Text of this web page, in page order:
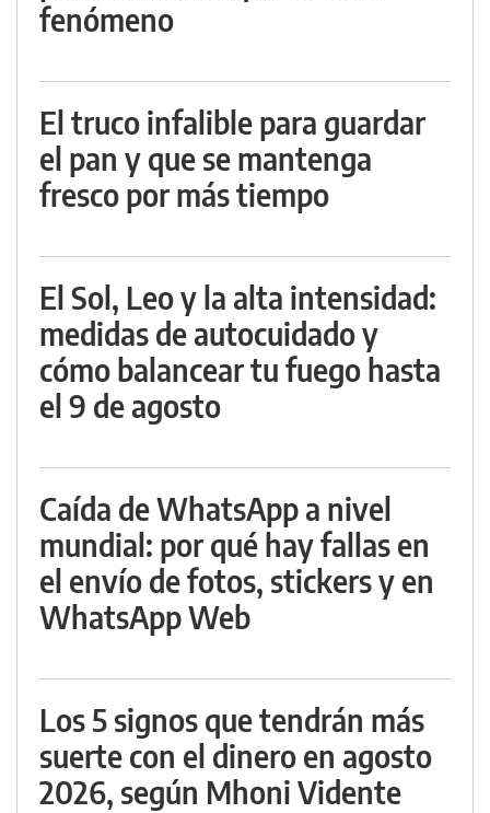
fenómeno
El truco infalible para guardar
el pan y que se mantenga
fresco por más tiempo
El Sol, Leo y la alta intensidad:
medidas de autocuidado y
cómo balancear tu fuego hasta
el 9 de agosto
Caída de WhatsApp a nivel
mundial: por qué hay fallas en
el envío de fotos, stickers y en
WhatsApp Web
Los 5 signos que tendrán más
suerte con el dinero en agosto
2026, según Mhoni Vidente